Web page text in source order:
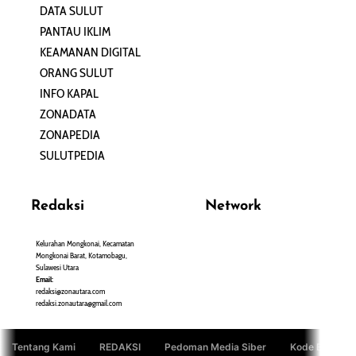
DATA SULUT
PANTAU IKLIM
KEAMANAN DIGITAL
ORANG SULUT
INFO KAPAL
ZONADATA
ZONAPEDIA
SULUTPEDIA
Redaksi
Kelurahan Mongkonai, Kecamatan
Mongkonai Barat, Kotamobagu,
Sulawesi Utara
Email:
redaksi@zonautara.com
redaksi.zonautara@gmail.com
Network
Tentang Kami REDAKSI Pedoman Media Siber Kode Etik